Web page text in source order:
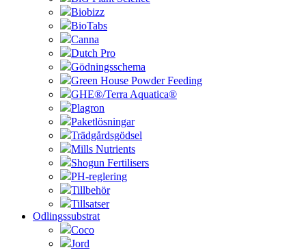
Biobizz
BioTabs
Canna
Dutch Pro
Gödningsschema
Green House Powder Feeding
GHE®/Terra Aquatica®
Plagron
Paketlösningar
Trädgårdsgödsel
Mills Nutrients
Shogun Fertilisers
PH-reglering
Tillbehör
Tillsatser
Odlingssubstrat
Coco
Jord